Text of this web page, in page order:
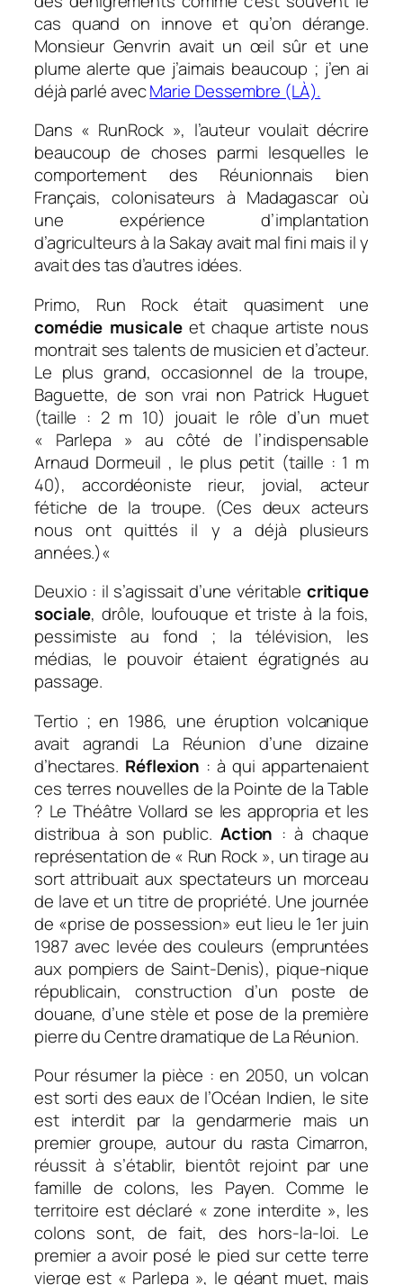
cas quand on innove et qu’on dérange.
Monsieur Genvrin avait un œil sûr et une
plume alerte que j’aimais beaucoup ; j’en ai
déjà parlé avecMarie Dessembre (LÀ).
Dans « RunRock », l’auteur voulait décrire
beaucoup de choses parmi lesquelles le
comportement des Réunionnais bien
Français, colonisateurs à Madagascar où
une expérience d’implantation
d’agriculteurs à la Sakay avait mal fini mais il y
avait des tas d’autres idées.
Primo, Run Rock était quasiment une
comédie musicaleet chaque artiste nous
montrait ses talents de musicien et d’acteur.
Le plus grand, occasionnel de la troupe,
Baguette, de son vrai non Patrick Huguet
(taille : 2 m 10) jouait le rôle d’un muet
« Parlepa » au côté de l’indispensable
Arnaud Dormeuil , le plus petit (taille : 1 m
40), accordéoniste rieur, jovial, acteur
fétiche de la troupe. (Ces deux acteurs
nous ont quittés il y a déjà plusieurs
années.)«
Deuxio : il s’agissait d’une véritable critique
sociale, drôle, loufouque et triste à la fois,
pessimiste au fond ; la télévision, les
médias, le pouvoir étaient égratignés au
passage.
Tertio ; en 1986, une éruption volcanique
avait agrandi La Réunion d’une dizaine
d’hectares. Réflexion : à qui appartenaient
ces terres nouvelles de la Pointe de la Table
? Le Théâtre Vollard se les appropria et les
distribua à son public. Action : à chaque
représentation de « Run Rock », un tirage au
sort attribuait aux spectateurs un morceau
de lave et un titre de propriété. Une journée
de «prise de possession» eut lieu le 1er juin
1987 avec levée des couleurs (empruntées
aux pompiers de Saint-Denis), pique-nique
républicain, construction d’un poste de
douane, d’une stèle et pose de la première
pierre du Centre dramatique de La Réunion.
Pour résumer la pièce : en 2050, un volcan
est sorti des eaux de l’Océan Indien, le site
est interdit par la gendarmerie mais un
premier groupe, autour du rasta Cimarron,
réussit à s’établir, bientôt rejoint par une
famille de colons, les Payen. Comme le
territoire est déclaré « zone interdite », les
colons sont, de fait, des hors-la-loi. Le
premier a avoir posé le pied sur cette terre
vierge est « Parlepa », le géant muet, mais